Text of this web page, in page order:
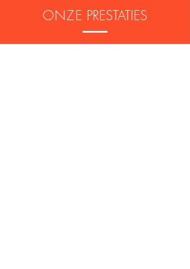
ONZE PRESTATIES